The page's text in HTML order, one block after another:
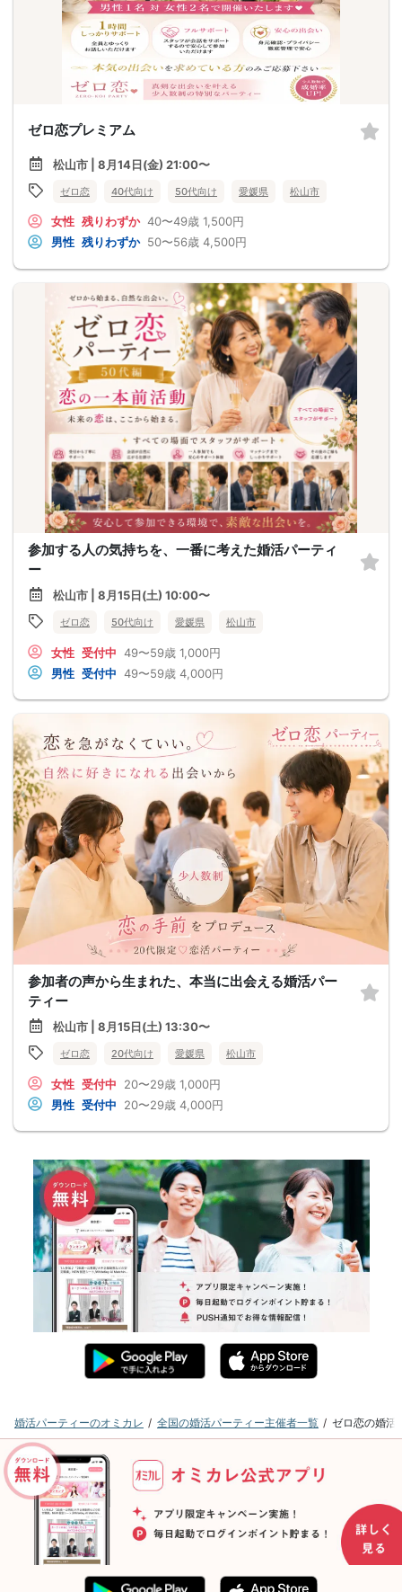
ゼロ恋プレミアム
松山市 | 8月14日(金) 21:00〜
ゼロ恋 40代向け 50代向け 愛媛県 松山市
女性 残りわずか 40〜49歳 1,500円
男性 残りわずか 50〜56歳 4,500円
参加する人の気持ちを、一番に考えた婚活パーティ
ー
松山市 | 8月15日(土) 10:00〜
ゼロ恋 50代向け 愛媛県 松山市
女性 受付中 49〜59歳 1,000円
男性 受付中 49〜59歳 4,000円
参加者の声から生まれた、本当に出会える婚活パー
ティー
松山市 | 8月15日(土) 13:30〜
ゼロ恋 20代向け 愛媛県 松山市
女性 受付中 20〜29歳 1,000円
男性 受付中 20〜29歳 4,000円
婚活パーティーのオミカレ 全国の婚活パーティー主催者一覧 ゼロ恋の婚活